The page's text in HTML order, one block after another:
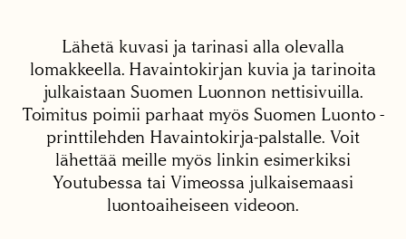
Lähetä kuvasi ja tarinasi alla olevalla
lomakkeella. Havaintokirjan kuvia ja tarinoita
julkaistaan Suomen Luonnon nettisivuilla.
Toimitus poimii parhaat myös Suomen Luonto -
printtilehden Havaintokirja-palstalle. Voit
lähettää meille myös linkin esimerkiksi
Youtubessa tai Vimeossa julkaisemaasi
luontoaiheiseen videoon.